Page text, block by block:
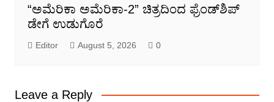
“ಅಮೆರಿಕಾ ಅಮೆರಿಕಾ-2” ಚಿತ್ರದಿಂದ ಫ್ರೆಂಡ್‍ಶಿಪ್
ಡೇಗೆ ಉಡುಗೊರೆ
Editor August 5, 2026 0
Leave a Reply